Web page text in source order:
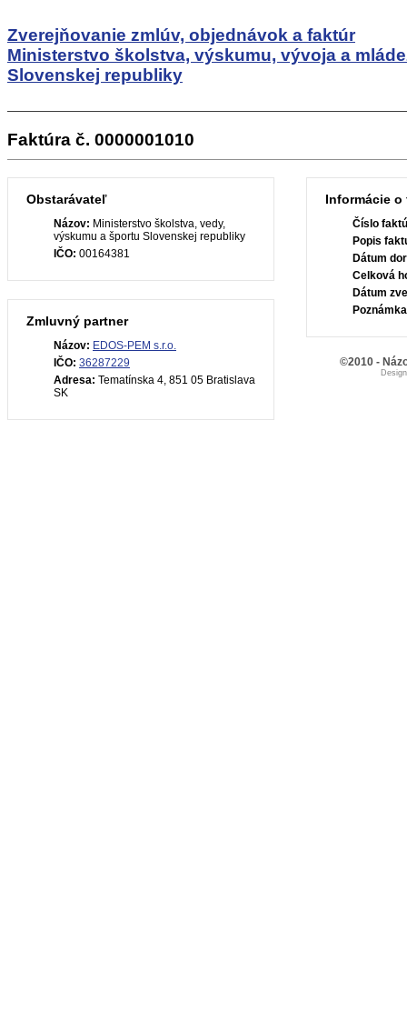
Zverejňovanie zmlúv, objednávok a faktúr
Ministerstvo školstva, výskumu, vývoja a
Slovenskej republiky
Faktúra č. 0000001010
Obstarávateľ
Názov: Ministerstvo školstva, vedy,
výskumu a športu Slovenskej republiky
IČO: 00164381
Zmluvný partner
Názov: EDOS-PEM s.r.o.
IČO: 36287229
Adresa: Tematínska 4, 851 05 Bratislava
SK
Informácie o
Číslo
Popis
Dátum
Celková
Dátum
©2010 -